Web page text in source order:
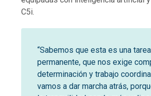
C5i.
“Sabemos que esta es una tarea
permanente, que nos exige
determinación y trabajo
vamos a dar marcha atrás,